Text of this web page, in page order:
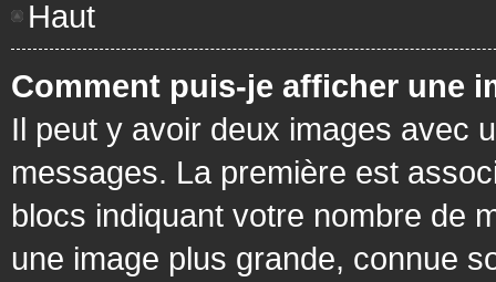
Haut
Comment puis-je afficher une
Il peut y avoir deux images avec
messages. La première est
blocs indiquant votre nombre de
une image plus grande, connue